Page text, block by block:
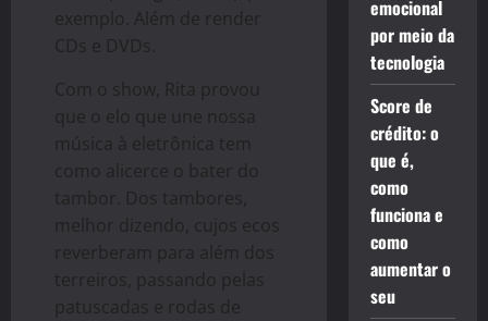
exemplo. Além de render
CDs e DVDs.
Com o show, Rita provou
que o elo que une nossa
música à eletrônica tem
como alicerce o bater do
tambor. Dos tambores,
melhor dizendo, cujos ecos
reverberam para além dos
terreiros, passando pelas
patuscadas e rodas de
emocional
por meio da
tecnologia
Score de
crédito: o
que é,
como
funciona e
como
aumentar o
seu